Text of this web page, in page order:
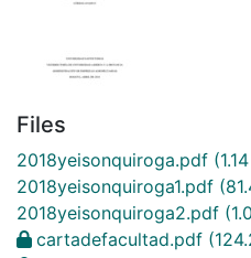
Files
2018yeisonquiroga.pdf
2018yeisonquiroga1.pdf
2018yeisonquiroga2.pdf
cartadefacultad.pdf